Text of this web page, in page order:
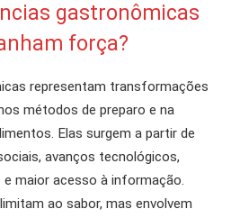
gastronômicas
força?
representam transformações
métodos de preparo e na
Elas surgem a partir de
avanços tecnológicos,
maior acesso à informação.
ao sabor, mas envolvem